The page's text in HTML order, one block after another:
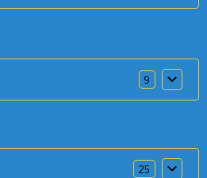
9
25